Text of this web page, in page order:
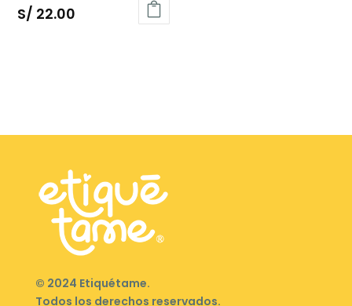
S/ 22.00
© 2024 Etiquétame.
Todos los derechos reservados.